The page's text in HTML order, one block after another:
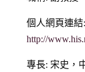
個人網頁連結:
http://
專長: 宋史，